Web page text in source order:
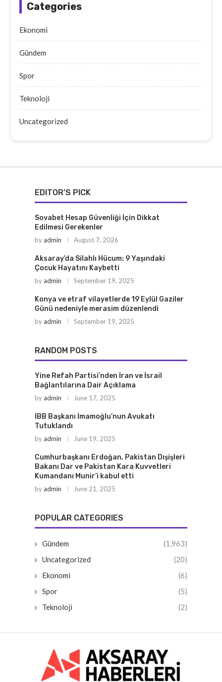
Categories
Ekonomi
Gündem
Spor
Teknoloji
Uncategorized
EDITOR'S PICK
Sovabet Hesap Güvenliği İçin Dikkat
Edilmesi Gerekenler
byadmin August 7, 2026
Aksaray’da Silahlı Hücum: 9 Yaşındaki
Çocuk Hayatını Kaybetti
byadmin September 19, 2025
Konya ve etraf vilayetlerde 19 Eylül Gaziler
Günü nedeniyle merasim düzenlendi
byadmin September 19, 2025
RANDOM POSTS
Yine Refah Partisi’nden İran ve İsrail
Bağlantılarına Dair Açıklama
byadmin June 17, 2025
İBB Başkanı İmamoğlu’nun Avukatı
Tutuklandı
byadmin June 19, 2025
Cumhurbaşkanı Erdoğan, Pakistan Dışişleri
Bakanı Dar ve Pakistan Kara Kuvvetleri
Kumandanı Munir’i kabul etti
byadmin June 21, 2025
POPULAR CATEGORIES
Gündem
(1,963)
Uncategorized
(20)
Ekonomi
(6)
Spor
(5)
Teknoloji
(2)